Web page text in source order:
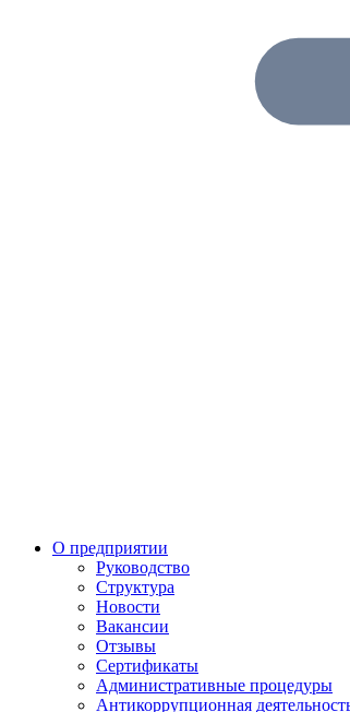
О предприятии
Руководство
Структура
Новости
Вакансии
Отзывы
Сертификаты
Административные процедуры
Антикоррупционная